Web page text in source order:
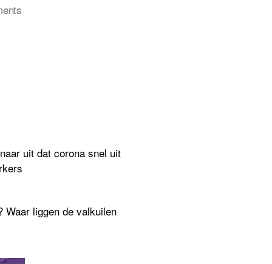
on
uit dat corona snel uit
Waar liggen de valkuilen